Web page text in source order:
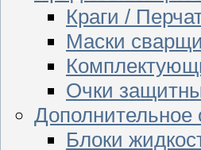
Краги /
Маски
Очки
Дополнительное
Блоки